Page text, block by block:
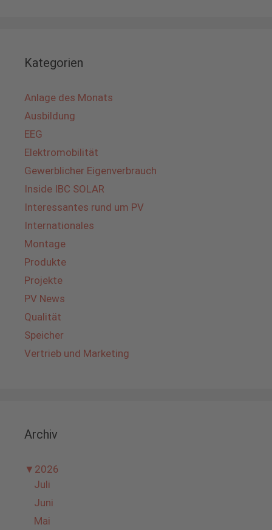
Kategorien
Anlage des Monats
Ausbildung
EEG
Elektromobilität
Gewerblicher Eigenverbrauch
Inside IBC SOLAR
Interessantes rund um PV
Internationales
Montage
Produkte
Projekte
PV News
Qualität
Speicher
Vertrieb und Marketing
Archiv
▼ 2026
Juli
Juni
Mai